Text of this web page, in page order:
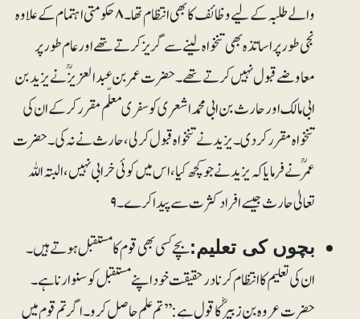
والے طلبہ کے لیے وظائف کا بھی انتظام تھا۔۸ حکومتی اہتمام کے علاوہ
نجی طور پر اساتذہ بھی تنخواہ لینے سے گریز کرتے تھے اور عام طور پر
معاوضے قبول نہیں کرتے تھے۔ حضرت عمر بن عبد العزیزؒ نے یزید بن
ابی مالک اور حارث بن ابی محمد اشعری کو سفری معلّم مقرر کر کے ان کی
تنخواہ مقرر کر دی۔ یزید نے تنخواہ قبول کر لی، حارث نے نہ کی۔ حضرت
عمرؒ نے فرمایا کہ یزید نے جو کچھ کیا، اس میں کوئی خرابی نہیں، البتہ اللہ
تعالیٰ حارث جیسے افراد کثرت سے پیدا کرے۔۹
بچوں کی تعلیم:بچے کسی بھی قوم کا مستقبل ہوتے ہیں۔
ان کی تعلیم کا انتظام کرنا درحقیقت خود اپنے مستقبل کو سنوارنا ہے۔
حضرت عروہ بن زبیرؓ کا قول ہے: ’’تم علم حاصل کرو۔ اگر تم قوم میں